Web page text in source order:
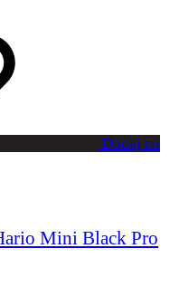
Dodaj na
Mini Black Pro